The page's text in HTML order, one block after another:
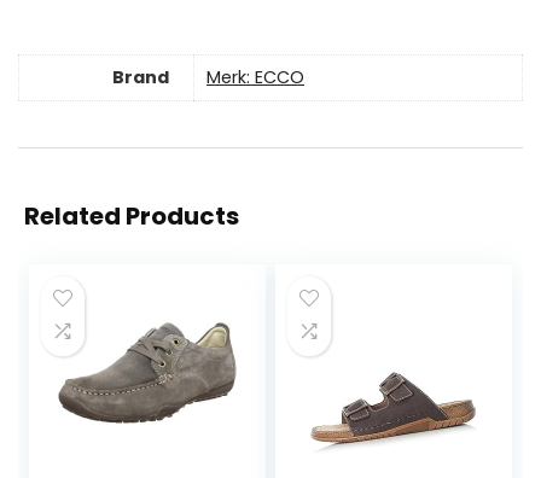
Brand Merk: ECCO
Related Products